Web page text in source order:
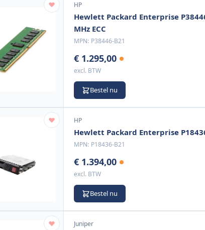
HP
Hewlett Packard Enterprise
MHz ECC
MPN: P38446-B21
€ 1.295,00
excl. BTW
Bestel nu
HP
Hewlett Packard Enterprise
MPN: P18436-B21
€ 1.394,00
excl. BTW
Bestel nu
Juniper